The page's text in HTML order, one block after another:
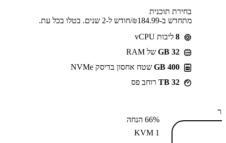
בחירת תוכנית
מתחדש ב-⁦184.99⁩₪/חודש ל-2 שנים. בטלו בכל עת.
8 ליבות vCPU
GB 32 של RAM
400 GB
שטח אחסון בדיסק NVMe
32 TB
רוחב פס
66% הנחה
KVM 1